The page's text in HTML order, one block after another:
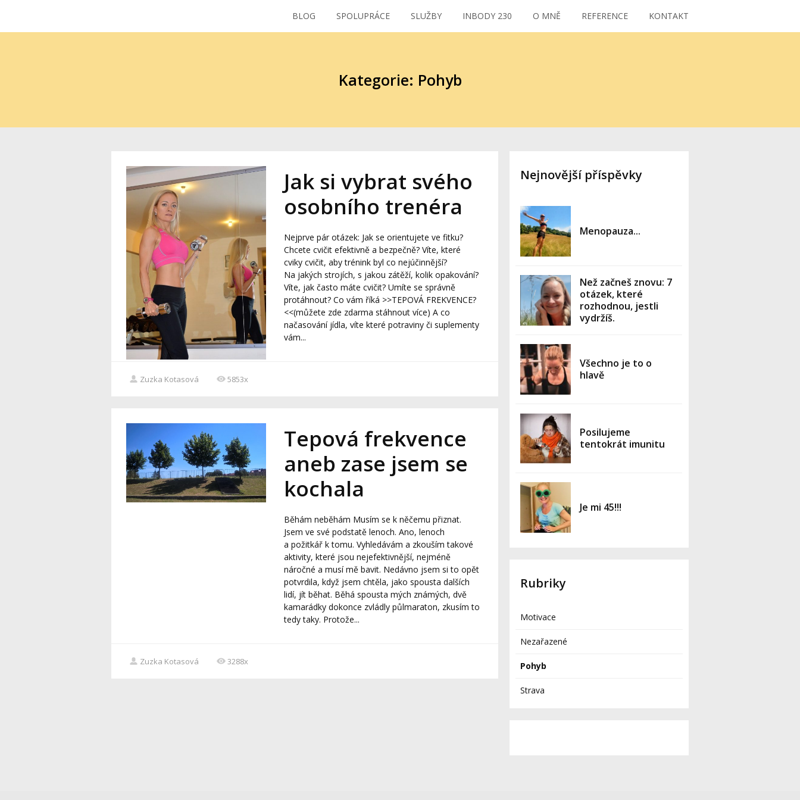
BLOG SPOLUPRÁCE SLUŽBY INBODY 230 O MNĚ REFERENCE KONTAKT
Kategorie: Pohyb
Jak si vybrat svého
osobního trenéra
Nejprve pár otázek: Jak se orientujete ve fitku?
Chcete cvičit efektivně a bezpečně? Víte, které
cviky cvičit, aby trénink byl co nejúčinnější?
Na jakých strojích, s jakou zátěží, kolik opakování?
Víte, jak často máte cvičit? Umíte se správně
protáhnout? Co vám říká >>TEPOVÁ FREKVENCE?
<<(můžete zde zdarma stáhnout více) A co
načasování jídla, víte které potraviny či suplementy
vám...
Zuzka Kotasová 5853x
Tepová frekvence
aneb zase jsem se
kochala
Běhám neběhám Musím se k něčemu přiznat.
Jsem ve své podstatě lenoch. Ano, lenoch
a požitkář k tomu. Vyhledávám a zkouším takové
aktivity, které jsou nejefektivnější, nejméně
náročné a musí mě bavit. Nedávno jsem si to opět
potvrdila, když jsem chtěla, jako spousta dalších
lidí, jít běhat. Běhá spousta mých známých, dvě
kamarádky dokonce zvládly půlmaraton, zkusím to
tedy taky. Protože...
Zuzka Kotasová 3288x
Nejnovější příspěvky
Menopauza...
Než začneš znovu: 7
otázek, které
rozhodnou, jestli
vydržíš.
Všechno je to o
hlavě
Posilujeme
tentokrát imunitu
Je mi 45!!!
Rubriky
Motivace
Nezařazené
Pohyb
Strava